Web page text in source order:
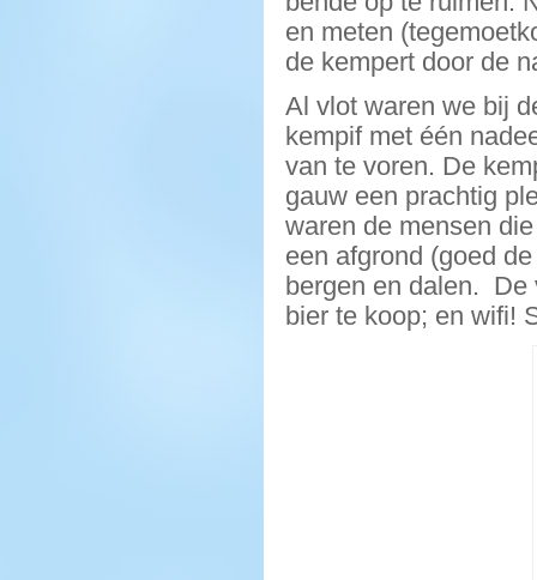
en meten
de kempert door de
Al vlot waren we bij
kempif met één
van te voren. De
gauw een prachtig
waren de mensen
een afgrond (goed
bergen en dalen. De
bier te koop; en wifi!